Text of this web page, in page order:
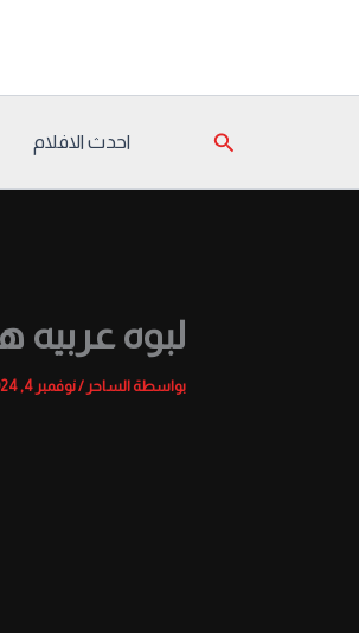
البحث احدث الافلام
لبوه
بواسطة الساحر/نوفمبر 4, 2024